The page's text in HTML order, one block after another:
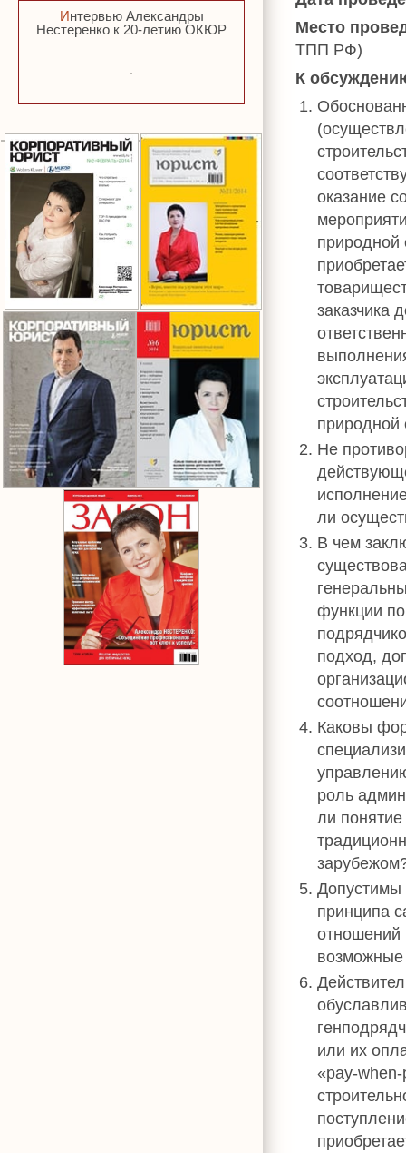
Интервью Александры
Нестеренко к 20-летию ОКЮР
Место
ТПП РФ)
К
оказание
природной
заказчика
природной
Не
ли
В чем
функции
подход,
Каковы
роль
ли понятие
Допустимы
принципа
отношений
или их
«pay-